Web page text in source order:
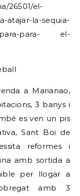
26501/el-
atajar-la-sequia-
para- el-
a Marianao,
3 banys i
es ven un pis
Sant Boi de
reformes i
amb sortida a
per llogar a
amb 3